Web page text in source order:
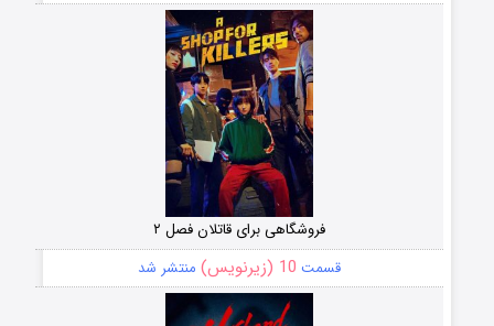
فروشگاهی برای قاتلان فصل ۲
قسمت 10 (زیرنویس) منتشر شد